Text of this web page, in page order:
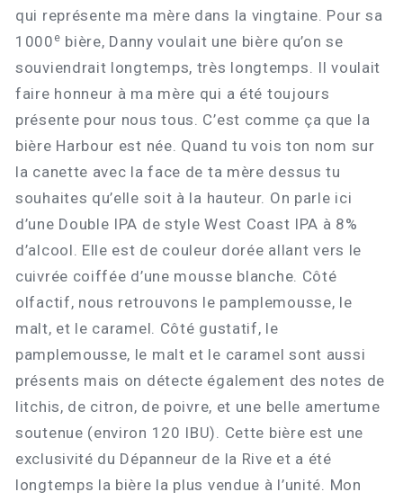
qui représente ma mère dans la vingtaine. Pour sa
1000 e bière, Danny voulait une bière qu’on se
souviendrait longtemps, très longtemps. Il voulait
faire honneur à ma mère qui a été toujours
présente pour nous tous. C’est comme ça que la
bière Harbour est née. Quand tu vois ton nom sur
la canette avec la face de ta mère dessus tu
souhaites qu’elle soit à la hauteur. On parle ici
d’une Double IPA de style West Coast IPA à 8%
d’alcool. Elle est de couleur dorée allant vers le
cuivrée coiffée d’une mousse blanche. Côté
olfactif, nous retrouvons le pamplemousse, le
malt, et le caramel. Côté gustatif, le
pamplemousse, le malt et le caramel sont aussi
présents mais on détecte également des notes de
litchis, de citron, de poivre, et une belle amertume
soutenue (environ 120 IBU). Cette bière est une
exclusivité du Dépanneur de la Rive et a été
longtemps la bière la plus vendue à l’unité. Mon